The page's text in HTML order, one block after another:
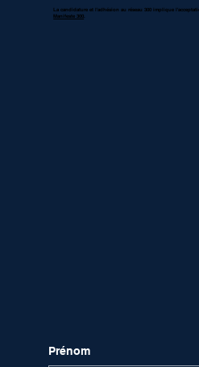
La candidature et l'adhésion au réseau 300 implique
Manifeste 300
Prénom